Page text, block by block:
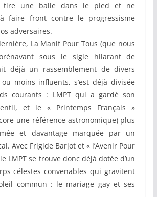
tire une balle dans le pied et ne
faire front contre le progressisme
adversaires.
La Manif Pour Tous (que nous
sous le sigle hilarant de
déjà un rassemblement de divers
moins influents, s’est déjà divisée
courants : LMPT qui a gardé son
et le « Printemps Français »
une référence astronomique) plus
et davantage marquée par un
Avec Frigide Barjot et « l’Avenir Pour
LMPT se trouve donc déjà dotée d’un
célestes convenables qui gravitent
commun : le mariage gay et ses